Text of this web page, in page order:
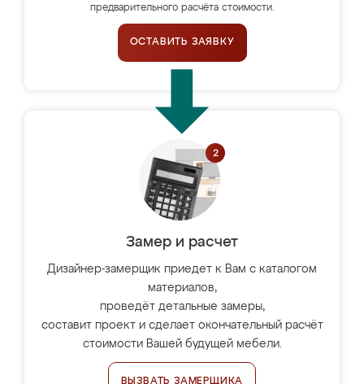
предварительного расчёта стоимости.
ОСТАВИТЬ ЗАЯВКУ
Замер и расчет
Дизайнер-замерщик приедет к Вам с каталогом
материалов,
проведёт детальные замеры,
составит проект и сделает окончательный расчёт
стоимости Вашей будущей мебели.
ВЫЗВАТЬ ЗАМЕРЩИКА